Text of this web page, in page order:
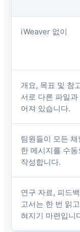
iWeaver 없이
개요, 목표 및 참
서로 다른 파일
어져 있습니다.
팀원들이 모든 채
한 메시지를 수동
작성합니다.
연구 자료, 피드
고서는 한 번 읽
혀지기 마련입니